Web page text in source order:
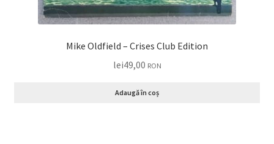
Mike Oldfield – Crises Club Edition
lei49,00 RON
Adaugă în coș